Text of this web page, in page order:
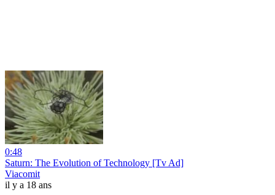
0:48
Saturn: The Evolution of Technology [Tv Ad]
Viacomit
il y a 18 ans